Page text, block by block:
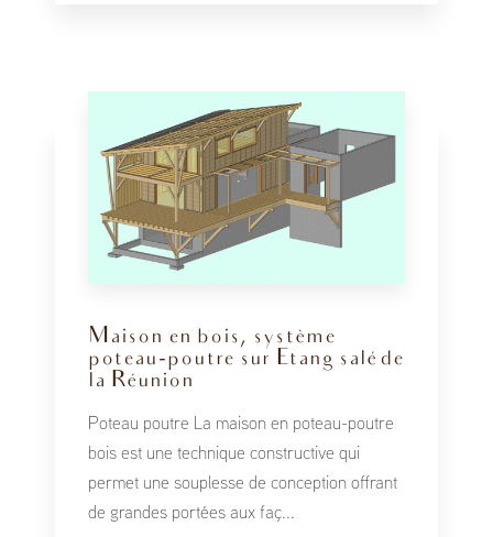
Maison en bois, système
poteau-poutre sur Etang salé de
la Réunion
Poteau poutre La maison en poteau-poutre
bois est une technique constructive qui
permet une souplesse de conception offrant
de grandes portées aux faç...